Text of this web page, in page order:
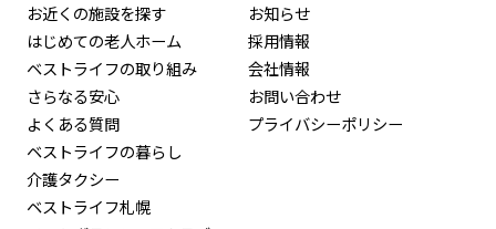
お近くの施設を探す
はじめての老人ホーム
ベストライフの取り組み
さらなる安心
よくある質問
ベストライフの暮らし
介護タクシー
ベストライフ札幌
お知らせ
採用情報
会社情報
お問い合わせ
プライバシーポリシー